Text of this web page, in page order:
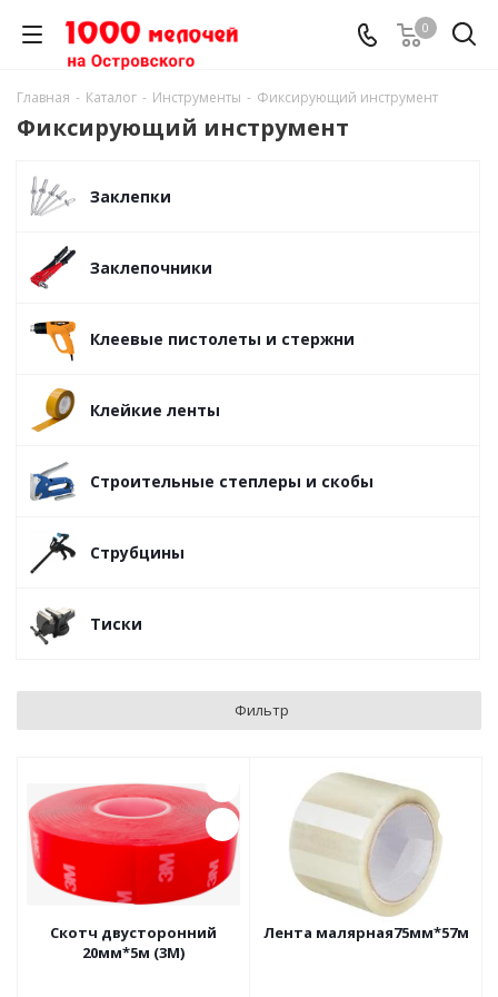
0
Главная - Каталог - Инструменты - Фиксирующий инструмент
Фиксирующий инструмент
Заклепки
Заклепочники
Клеевые пистолеты и стержни
Клейкие ленты
Строительные степлеры и скобы
Струбцины
Тиски
Фильтр
Скотч двусторонний
20мм*5м (3М)
Лента малярная75мм*57м